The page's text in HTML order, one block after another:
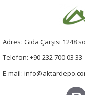
Adres: Gıda Çarşısı 1248
Telefon: +90 232 700 03 33
E-mail: